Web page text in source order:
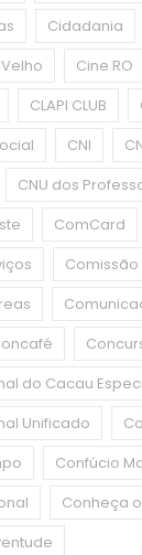
Cidadania
Cine RO
CLAPI CLUB
CNI
CNU dos
ComCard
do Cacau
Unificado
Confúcio
Conheça